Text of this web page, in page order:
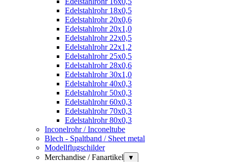
Edelstahlrohr 18x0,5
Edelstahlrohr 20x0,6
Edelstahlrohr 20x1,0
Edelstahlrohr 22x0,5
Edelstahlrohr 22x1,2
Edelstahlrohr 25x0,5
Edelstahlrohr 28x0,6
Edelstahlrohr 30x1,0
Edelstahlrohr 40x0,3
Edelstahlrohr 50x0,3
Edelstahlrohr 60x0,3
Edelstahlrohr 70x0,3
Edelstahlrohr 80x0,3
Inconelrohr / Inconeltube
Blech - Spaltband / Sheet metal
Modellflugschilder
Merchandise / Fanartikel
▼